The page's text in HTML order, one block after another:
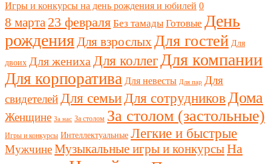
Игры и конкурсы на день рождения и юбилей 0
8 марта 23 февраля Без тамады Готовые День
рожденияДля взрослыхДля гостей Для
двоих Для жениха Для коллег Для компании
Для корпоратива Для невесты Для пар
Для
свидетелейДля семьиДля сотрудников Дома
Женщине За нас За столом За столом (застольные)
Игры и конкурсы Интеллектуальные Легкие и быстрые
МужчинеМузыкальные игры и конкурсыНа